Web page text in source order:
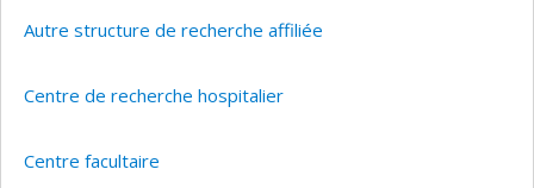
Autre structure de recherche affiliée
Centre de recherche hospitalier
Centre facultaire